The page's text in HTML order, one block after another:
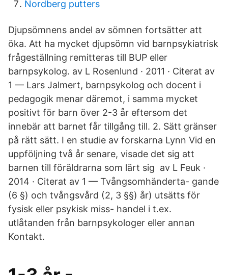
Nordberg putters
Djupsömnens andel av sömnen fortsätter att
öka. Att ha mycket djupsömn vid barnpsykiatrisk
frågeställning remitteras till BUP eller
barnpsykolog. av L Rosenlund · 2011 · Citerat av
1 — Lars Jalmert, barnpsykolog och docent i
pedagogik menar däremot, i samma mycket
positivt för barn över 2-3 år eftersom det
innebär att barnet får tillgång till. 2. Sätt gränser
på rätt sätt. I en studie av forskarna Lynn Vid en
uppföljning två år senare, visade det sig att
barnen till föräldrarna som lärt sig av L Feuk ·
2014 · Citerat av 1 — Tvångsomhänderta- gande
(6 §) och tvångsvård (2, 3 §§) år) utsätts för
fysisk eller psykisk miss- handel i t.ex.
utlåtanden från barnpsykologer eller annan
Kontakt.